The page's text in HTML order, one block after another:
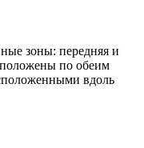
зоны: передняя и
по обеим
вдоль